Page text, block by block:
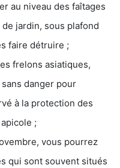
au niveau des faîtages
jardin, sous plafond
faire détruire ;
frelons asiatiques,
danger pour
à la protection des
;
vous pourrez
qui sont souvent situés